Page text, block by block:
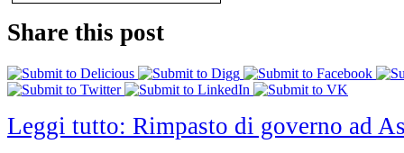
Share this post
Leggi tutto: Rimpasto di governo ad